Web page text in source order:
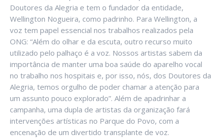
Doutores da Alegria e tem o fundador da entidade,
Wellington Nogueira, como padrinho. Para Wellington, a
voz tem papel essencial nos trabalhos realizados pela
ONG: “Além do olhar e da escuta, outro recurso muito
utilizado pelo palhaço é a voz. Nossos artistas sabem da
importância de manter uma boa saúde do aparelho vocal
no trabalho nos hospitais e, por isso, nós, dos Doutores da
Alegria, temos orgulho de poder chamar a atenção para
um assunto pouco explorado”. Além de apadrinhar a
campanha, uma dupla de artistas da organização fará
intervenções artísticas no Parque do Povo, com a
encenação de um divertido transplante de voz.